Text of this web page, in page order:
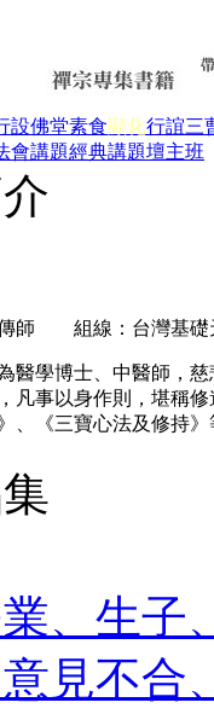
設佛堂素食顯化行誼三
會講題經典講題壇主班
傳師 組線：台灣基礎
醫學博士、中醫師，
凡事以身作則，堪稱
、《三寶心法及修持》
、生子
見不合